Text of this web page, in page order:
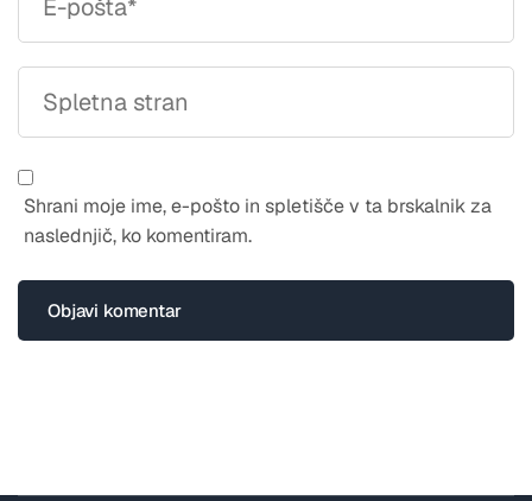
Shrani moje ime, e-pošto in spletišče v ta brskalnik za
naslednjič, ko komentiram.